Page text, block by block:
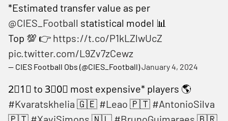
*Estimated transfer value as per
@CIES_Football statistical model 📊
Top 💯 👉 https://t.co/P1kLZlwUcZ
pic.twitter.com/L9Zv7zCewz
— CIES Football Obs (@CIES_Football)January 4, 2024
2⃣1⃣ to 3⃣0⃣ most expensive* players 🌎
#Kvaratskhelia 🇬🇪 #Leao 🇵🇹 #AntonioSilva